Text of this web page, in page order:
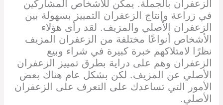
الزعفران بالجملة. يمكن للأشخاص المشاركين
في زراعة وإنتاج الزعفران التمييز بسهولة بين
الزعفران الأصلي والمزيف. لقد رأى هؤلاء
الأشخاص أنواعًا مختلفة من الزعفران المزيف
نظرًا لامتلاكهم خبرة كبيرة في شراء وبيع
الزعفران وهم على دراية بطرق تمييز الزعفران
الأصلي عن المزيف. لكن بشكل عام هناك بعض
الأمور التي تساعدك على التعرف على الزعفران
الأصلي.